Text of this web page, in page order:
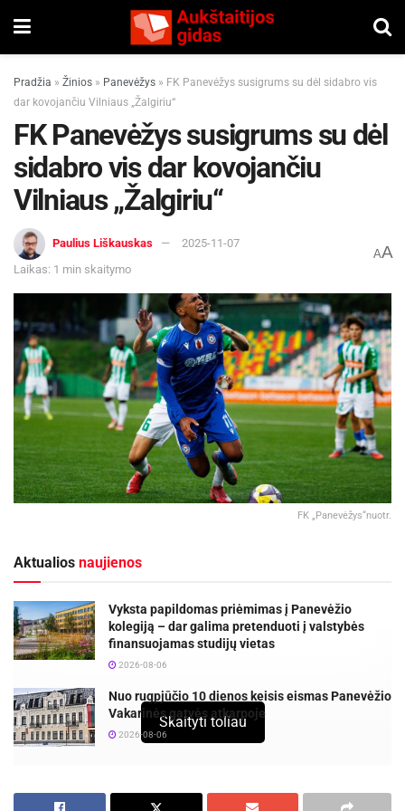
Pradžia » Žinios » Panevėžys » FK Panevėžys susigrums su dėl sidabro vis
dar kovojančiu Vilniaus „Žalgiriu“
FK Panevėžys susigrums su dėl
sidabro vis dar kovojančiu
Vilniaus „Žalgiriu“
Paulius Liškauskas
2025-11-07
Laikas: 1 min skaitymo
AA
FK „Panevėžys“nuotr.
Aktualios naujienos
Vyksta papildomas priėmimas į Panevėžio
kolegiją – dar galima pretenduoti į valstybės
finansuojamas studijų vietas
2026-08-06
Nuo rugpjūčio 10 dienos keisis eismas Panevėžio
Vakarinės gatvės atkarpoje
2026-08-06
Futbolo klubas „Panevėžys“ šeštadienį paskutinį kartą
Skaityti toliau